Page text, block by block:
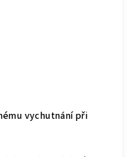
vychutnání při